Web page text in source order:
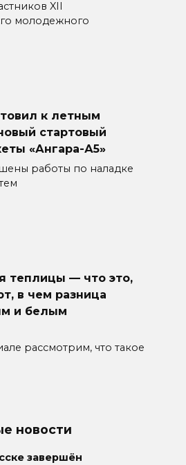
XII
молодежного
к летным
стартовый
«Ангара-А5»
работы по наладке
теплицы — что это,
в чем разница
и белым
рассмотрим, что такое
новости
завершён